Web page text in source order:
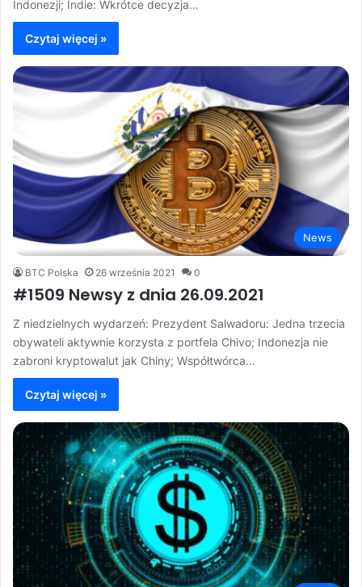
Indonezji; Indie: Wkrótce decyzja…
Czytaj więcej »
News
BTC Polska 26 września 2021 0
#1509 Newsy z dnia 26.09.2021
Z niedzielnych wydarzeń: Prezydent Salwadoru: Jedna trzecia
obywateli aktywnie korzysta z portfela Chivo; Indonezja nie
zabroni kryptowalut jak Chiny; Współtwórca…
Czytaj więcej »